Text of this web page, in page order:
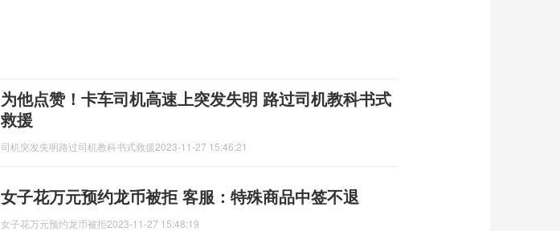
为他点赞！卡车司机高速上突发失明 路过司机教科书式
救援
司机突发失明路过司机教科书式救援2023-11-27 15:46:21
女子花万元预约龙币被拒 客服：特殊商品中签不退
女子花万元预约龙币被拒2023-11-27 15:48:19